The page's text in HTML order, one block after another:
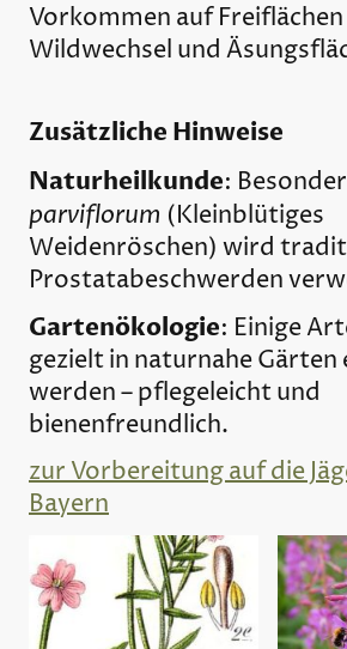
Vorkommen auf Freiflächen
Wildwechsel und
Zusätzliche Hinweise
Naturheilkunde:
parviflorum (Kleinblütiges
Weidenröschen) wird
Prostatabeschwerden
Gartenökologie: Einige
gezielt in naturnahe
werden – pflegeleicht und
bienenfreundlich.
zur Vorbereitung auf die
Bayern